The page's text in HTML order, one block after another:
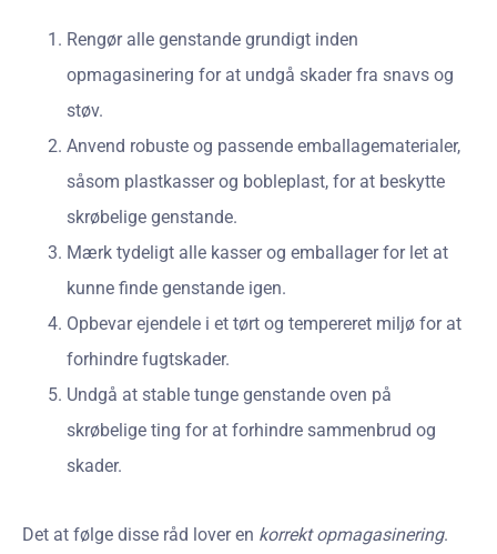
Rengør alle genstande grundigt inden
opmagasinering for at undgå skader fra snavs og
støv.
Anvend robuste og passende emballagematerialer,
såsom plastkasser og bobleplast, for at beskytte
skrøbelige genstande.
Mærk tydeligt alle kasser og emballager for let at
kunne finde genstande igen.
Opbevar ejendele i et tørt og tempereret miljø for at
forhindre fugtskader.
Undgå at stable tunge genstande oven på
skrøbelige ting for at forhindre sammenbrud og
skader.
Det at følge disse råd lover en korrekt opmagasinering.